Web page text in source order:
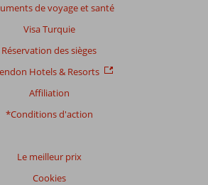
de voyage et santé
Visa Turquie
Réservation des sièges
Hotels & Resorts
Affiliation
*Conditions d'action
Le meilleur prix
Cookies